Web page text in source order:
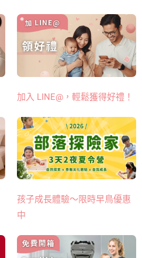
加入 LINE@，輕鬆獲得好禮！
孩子成長體驗～限時早鳥優惠
中